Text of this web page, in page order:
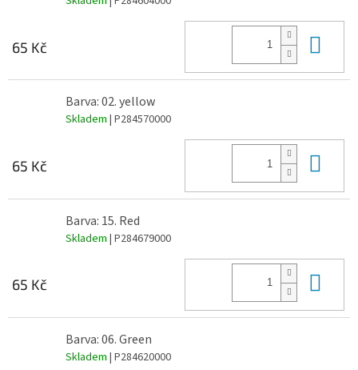
65 Kč
Barva: 02. yellow
Skladem | P284570000
65 Kč
Barva: 15. Red
Skladem | P284679000
65 Kč
Barva: 06. Green
Skladem | P284620000